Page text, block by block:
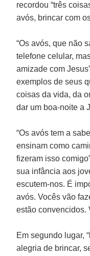
recordou “três
avós, brincar com
“Os avós, que não
telefone celular,
amizade com
exemplos de seus
coisas da vida, da
dar um boa-noite a
“Os avós tem a
ensinam como
fizeram isso
sua infância aos
escutem-nos. É
avós. Vocês vão
estão convencidos.
Em segundo lugar,
alegria de brincar,